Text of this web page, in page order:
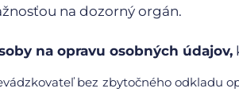
na dozorný orgán.
na opravu osobných údajov,
bez zbytočného odkladu